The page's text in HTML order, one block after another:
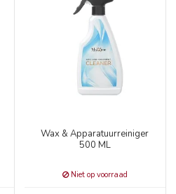
Wax & Apparatuurreiniger
500 ML
Niet op voorraad